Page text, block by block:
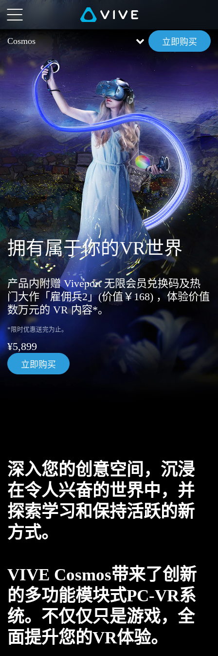
VIVE
Cosmos
概
览
|
VIVE™
中
国
Cosmos 立即购买
拥有属于你的VR世界
产品内附赠 Viveport 无限会员兑换码及热
门大作「雇佣兵2」(价值￥168) ，体验价值
数万元的 VR 内容*。
*限时优惠送完为止。
¥5,899
立即购买
深入您的创意空间，沉浸
在令人兴奋的世界中，并
探索学习和保持活跃的新
方式。
VIVE Cosmos带来了创新
的多功能模块式PC-VR系
统。不仅仅只是游戏，全
面提升您的VR体验。